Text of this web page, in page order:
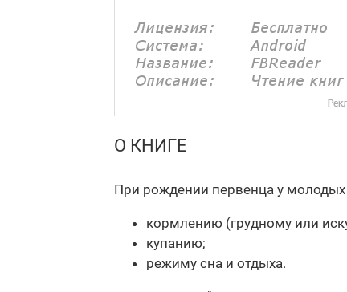
О КНИГЕ
При рождении первенца у
кормлению (грудному или
купанию;
режиму сна и отдыха.